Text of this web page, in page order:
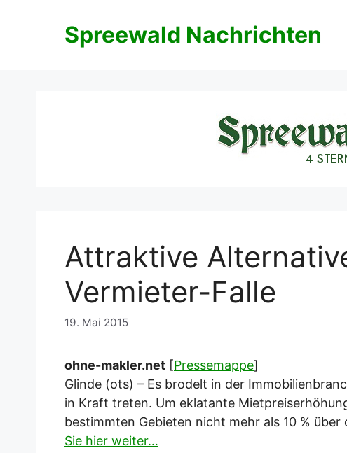
Spreewald Nachrichten
Attraktive
Vermieter-Falle
19. Mai 2015
ohne-makler.net [Pressemappe]
Glinde (ots) – Es brodelt in der
in Kraft treten. Um eklatante
bestimmten Gebieten nicht mehr als 10 %
Sie hier weiter…